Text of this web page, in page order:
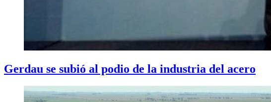
Gerdau se subió al podio de la industria del acero